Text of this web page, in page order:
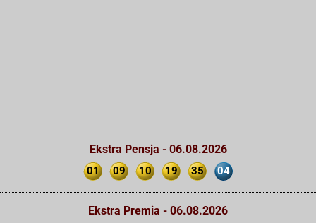
Ekstra Pensja - 06.08.2026
01 09 10 19 35 04
Ekstra Premia - 06.08.2026